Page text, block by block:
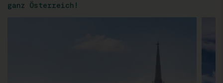
ganz Österreich!